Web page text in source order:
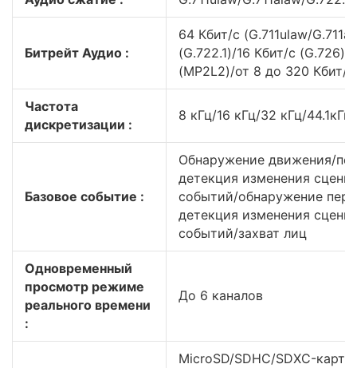
Битрейт Аудио :
64 Кбит/с (G.711ulaw/
(G.722.1)/16 Кбит/с
(MP2L2)/от 8 до 320 Кбит/
Частота
дискретизации :
8 кГц/16 кГц/32 кГц/
Базовое событие :
Обнаружение движения/
детекция изменения
событий/обнаружение
детекция изменения
событий/захват лиц
Одновременный
просмотр режиме
реального времени
:
До 6 каналов
MicroSD/SDHC/SDXC-